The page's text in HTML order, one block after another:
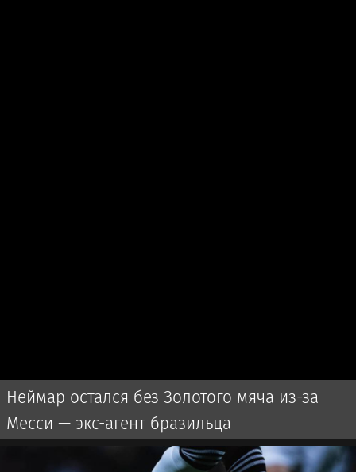
Неймар остался без Золотого мяча из-за
Месси — экс-агент бразильца